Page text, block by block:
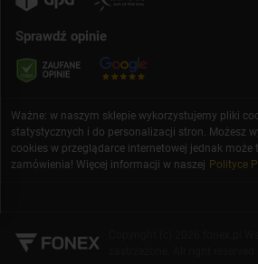
Sprawdź opinie
Ważne: w naszym sklepie wykorzystujemy pliki
statystycznych i do personalizacji stron. Możesz
cookies w przeglądarce internetowej jednak może
zamówienia! Więcej informacji w naszej Polityce